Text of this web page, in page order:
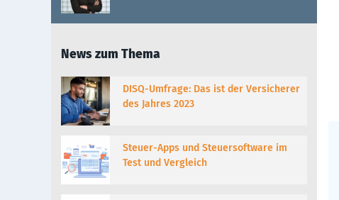
News zum Thema
DISQ-Umfrage: Das ist der Versicherer
des Jahres 2023
Steuer-Apps und Steuersoftware im
Test und Vergleich